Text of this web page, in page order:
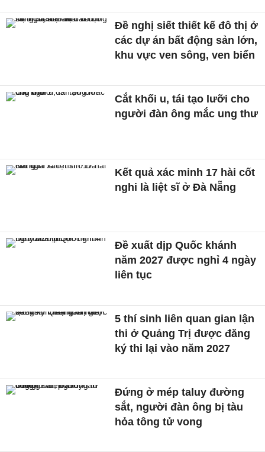
Đề nghị siết thiết kế đô thị ở
các dự án bất động sản lớn,
khu vực ven sông, ven biển
Cắt khối u, tái tạo lưỡi cho
người đàn ông mắc ung thư
Kết quả xác minh 17 hài cốt
nghi là liệt sĩ ở Đà Nẵng
Đề xuất dịp Quốc khánh
năm 2027 được nghỉ 4 ngày
liên tục
5 thí sinh liên quan gian lận
thi ở Quảng Trị được đăng
ký thi lại vào năm 2027
Đứng ở mép taluy đường
sắt, người đàn ông bị tàu
hỏa tông tử vong